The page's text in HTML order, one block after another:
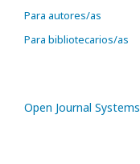
Para autores/as
Para bibliotecarios/as
Open Journal Systems